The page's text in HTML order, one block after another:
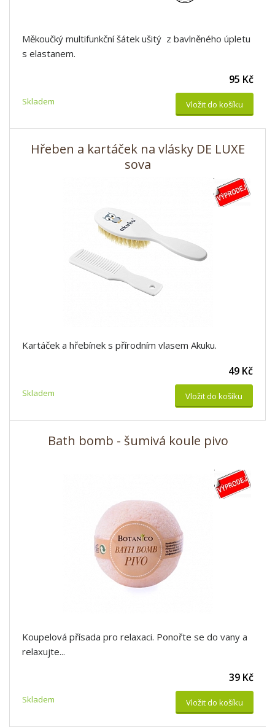
Měkoučký multifunkční šátek ušitý z bavlněného úpletu
s elastanem.
Skladem
95 Kč
Vložit do košíku
Hřeben a kartáček na vlásky DE LUXE
sova
Kartáček a hřebínek s přírodním vlasem Akuku.
Skladem
49 Kč
Vložit do košíku
Bath bomb - šumivá koule pivo
Koupelová přísada pro relaxaci. Ponořte se do vany a
relaxujte...
Skladem
39 Kč
Vložit do košíku